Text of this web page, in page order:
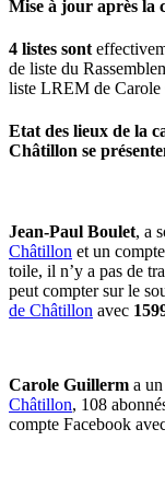
Mise à jour après la
4 listes sont
de liste du
liste LREM de
Etat des lieux de la
Châtillon se
Jean-Paul Boulet, a
Châtillon et un
toile, il n’y a pas de
peut compter sur le
de Châtillon avec
Carole Guillerm a
Châtillon, 108
compte Facebook